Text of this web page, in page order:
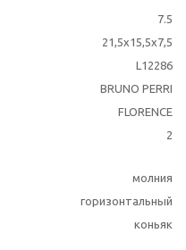
7.5
21,5x15,5x7,5
L12286
BRUNO PERRI
FLORENCE
2
молния
горизонтальный
коньяк